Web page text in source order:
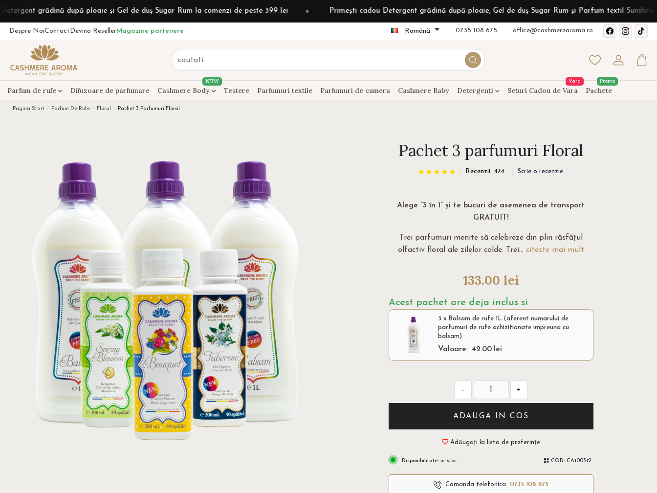
după ploaie și Gel de duș Sugar Rum la comenzi de peste 399 lei Primești cadou Detergent grădină după ploaie, Gel de duș Sugar Rum și Parfum textil Sunshine Vanilla la
Despre NoiContact Devino ResellerMagazine partenere Română 0735 108 675 office@cashmerearoma.ro
Parfum de rufe Difuzoare de parfumare Cashmere Body
NEW
Testere Parfumuri textile Parfumuri de camera Cashmere Baby Detergenți Seturi Cadou de Vara
Vara
Pachete
Promo
Pagina Start Parfum De Rufe Floral Pachet 3 Parfumuri Floral
Pachet 3 parfumuri Floral
Recenzii: 474 Scrie o recenzie
Alege ”3 în 1” și te bucuri de asemenea de transport
GRATUIT!
Trei parfumuri menite să celebreze din plin răsfățul
olfactiv floral ale zilelor calde. Trei... citeste mai mult
133.00 lei
Acest pachet are deja inclus si
3 x Balsam de rufe 1L (aferent numarului de
parfumuri de rufe achizitionate impreuna cu
balsam)
Valoare: 42.00 lei
− +
ADAUGA IN COS
Adăugați la lista de preferințe
Disponibilitate: in stoc COD: CA100312
Comanda telefonica: 0735 108 675